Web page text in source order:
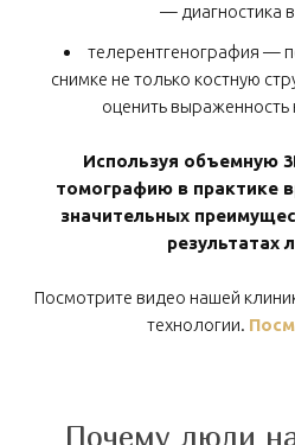
— диагностика
телерентгенография —
снимке не только костную
оценить выраженность
Используя объемную
томографию в практике
значительных
результатах
Посмотрите видео нашей
технологии.
Почему люди